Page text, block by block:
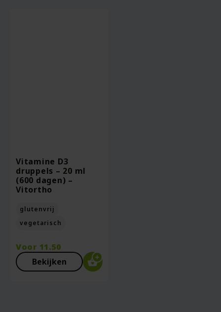
Vitamine D3
druppels – 20 ml
(600 dagen) –
Vitortho
glutenvrij
vegetarisch
Voor 11.50
Bekijken